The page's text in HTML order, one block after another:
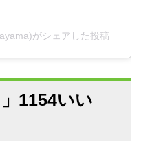
がシェアした投稿
1154いい